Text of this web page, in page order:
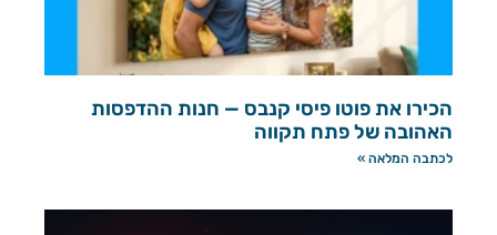
הכירו את פוטו פיסי קנבס — חנות ההדפסות
האהובה של פתח תקווה
לכתבה המלאה »